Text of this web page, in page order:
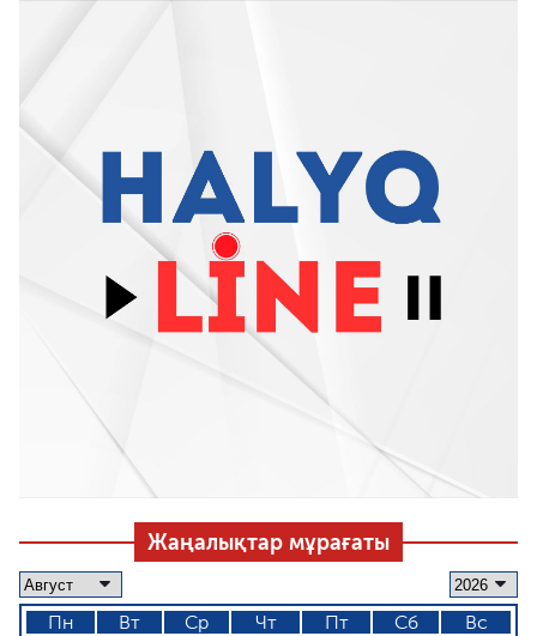
Жаңалықтар мұрағаты
Пн Вт Ср Чт Пт Сб
Вс